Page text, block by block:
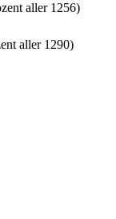
aller 1256)
aller 1290)